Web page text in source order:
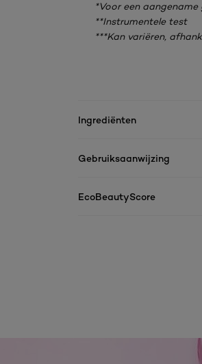
*Voor een aangename
**Instrumentele test
***Kan variëren,
Ingrediënten
Gebruiksaanwijzing
EcoBeautyScore